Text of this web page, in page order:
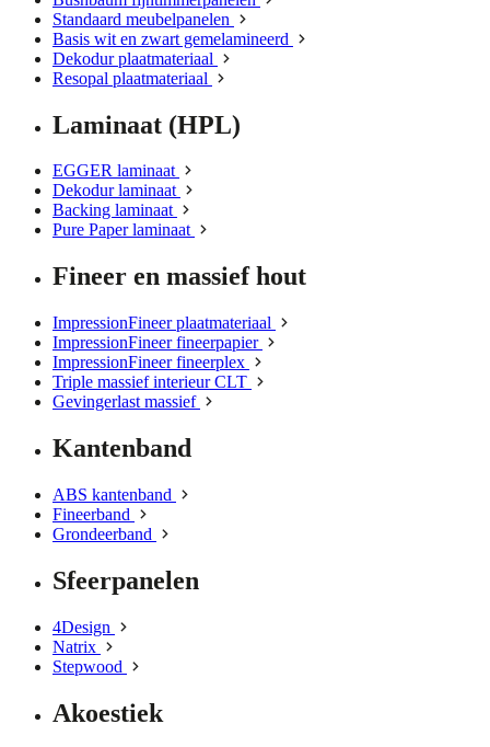
Standaard meubelpanelen
Basis wit en zwart gemelamineerd
Dekodur plaatmateriaal
Resopal plaatmateriaal
Laminaat (HPL)
EGGER laminaat
Dekodur laminaat
Backing laminaat
Pure Paper laminaat
Fineer en massief hout
ImpressionFineer plaatmateriaal
ImpressionFineer fineerpapier
ImpressionFineer fineerplex
Triple massief interieur CLT
Gevingerlast massief
Kantenband
ABS kantenband
Fineerband
Grondeerband
Sfeerpanelen
4Design
Natrix
Stepwood
Akoestiek